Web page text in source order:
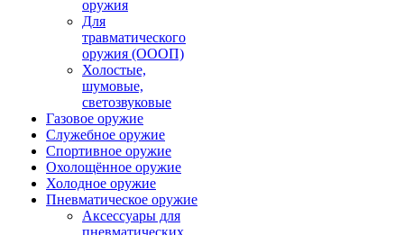
оружия
Для
травматического
оружия (ОООП)
Холостые,
шумовые,
светозвуковые
Газовое оружие
Служебное оружие
Спортивное оружие
Охолощённое оружие
Холодное оружие
Пневматическое оружие
Аксессуары для
пневматических